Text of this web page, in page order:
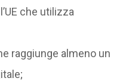
che utilizza
raggiunge almeno un